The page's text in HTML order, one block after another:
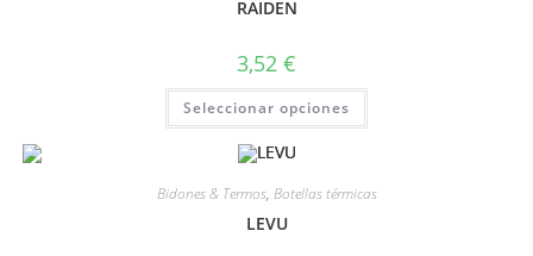
RAIDEN
3,52 €
Seleccionar opciones
Bidones & Termos, Botellas térmicas
LEVU